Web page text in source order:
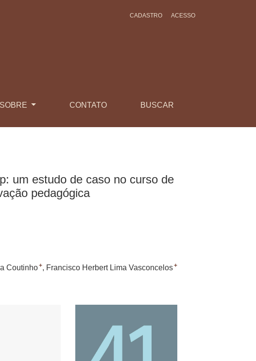
SOBRE CONTATO BUSCAR
CADASTRO ACESSO
um estudo de caso no curso de
pedagógica
Coutinho+ Francisco Herbert Lima Vasconcelos+